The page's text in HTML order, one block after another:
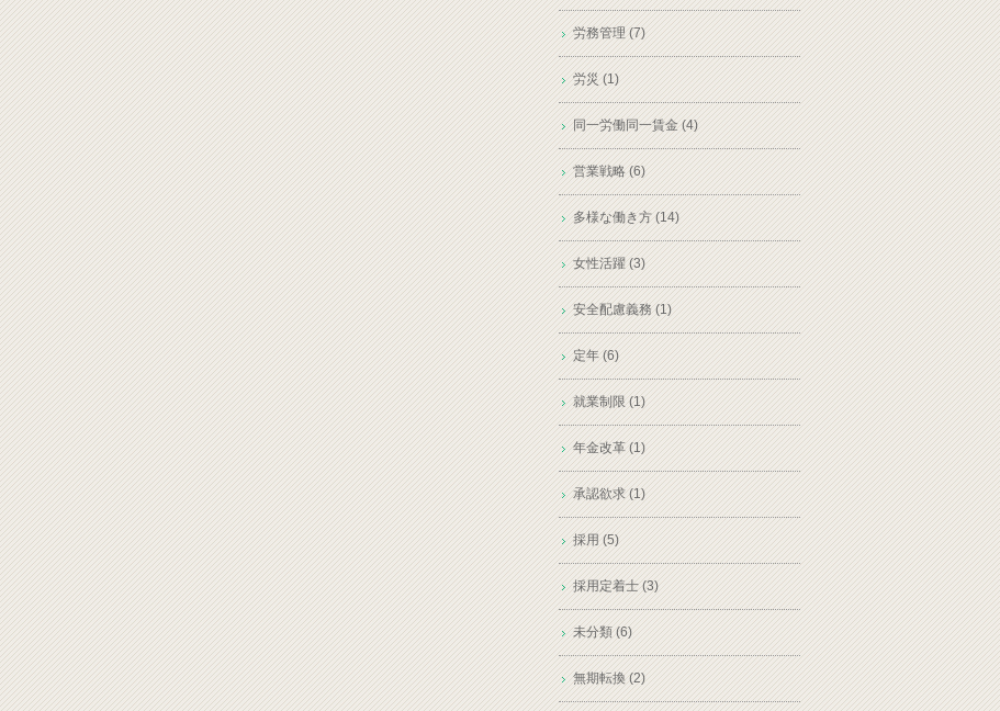
労務管理 (7)
労災 (1)
同一労働同一賃金 (4)
営業戦略 (6)
多様な働き方 (14)
女性活躍 (3)
安全配慮義務 (1)
定年 (6)
就業制限 (1)
年金改革 (1)
承認欲求 (1)
採用 (5)
採用定着士 (3)
未分類 (6)
無期転換 (2)